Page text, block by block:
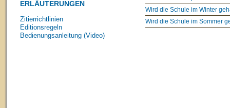
ERLÄUTERUNGEN
Zitierrichtlinien
Editionsregeln
Bedienungsanleitung (Video)
Wird die Schule im Winter
Wird die Schule im Sommer